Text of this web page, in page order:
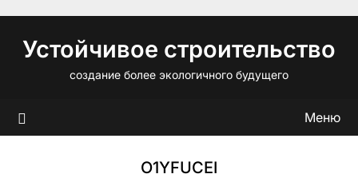
содержимому
Устойчивое строительство
создание более экологичного будущего
Меню
O1YFUCEI